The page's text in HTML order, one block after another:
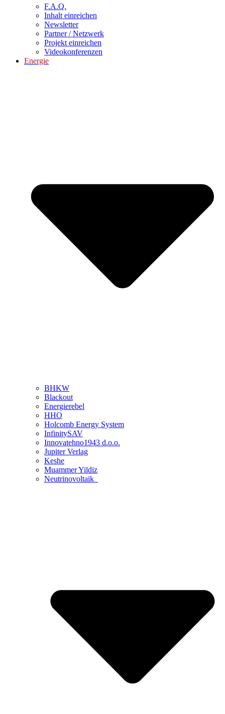
F.A.Q.
Inhalt einreichen
Newsletter
Partner / Netzwerk
Projekt einreichen
Videokonferenzen
Energie
BHKW
Blackout
Energierebel
HHO
Holcomb Energy System
InfinitySAV
Innovatehno1943 d.o.o.
Jupiter Verlag
Keshe
Muammer Yildiz
Neutrinovoltaik